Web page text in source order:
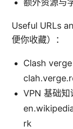
Useful URLs
便你收藏）：
Clash
VPN 基础知
rk